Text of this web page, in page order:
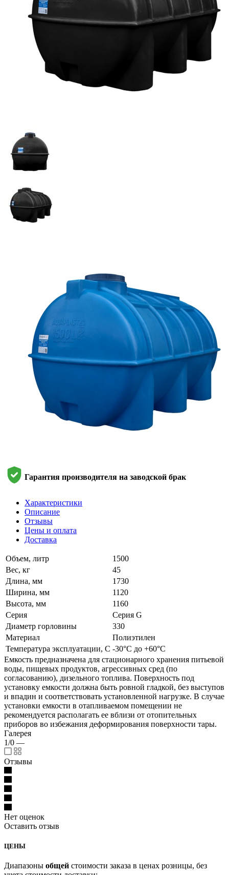
Гарантия производителя на заводской брак
Характеристики
Описание
Отзывы
Цены и оплата
Доставка
Объем, литр
1500
Вес, кг
45
Длина, мм
1730
Ширина, мм
1120
Высота, мм
1160
Серия
Серия G
Диаметр горловины
330
Материал
Полиэтилен
Температура эксплуатации, С -30°C до +60°C
Емкость предназначена для стационарного хранения питьевой
воды, пищевых продуктов, агрессивных сред (по
согласованию), дизельного топлива. Поверхность под
установку емкости должна быть ровной гладкой, без выступов
и впадин и соответствовать установленной нагрузке. В случае
установки емкости в отапливаемом помещении не
рекомендуется располагать ее вблизи от отопительных
приборов во избежания деформирования поверхности тары.
Галерея
1/0 —
Отзывы
Нет оценок
Оставить отзыв
ЦЕНЫ
Диапазоны общей стоимости заказа в ценах розницы, без